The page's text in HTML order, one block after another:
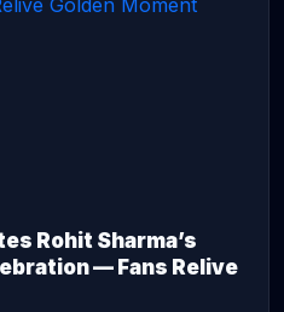
Rohit Sharma’s
— Fans Relive